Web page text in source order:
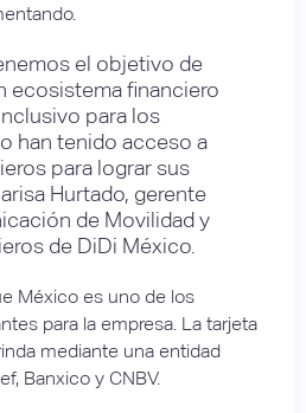
el objetivo de
ecosistema financiero
para los
han tenido acceso a
para lograr sus
Hurtado, gerente
de Movilidad y
de DiDi México.
México es uno de los
para la empresa. La tarjeta
mediante una entidad
Banxico y CNBV.